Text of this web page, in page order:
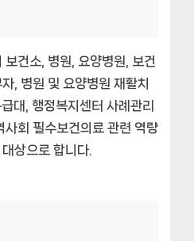
건소, 병원, 요양병원, 보건
, 병원 및 요양병원 재활치
대, 행정복지센터 사례관리
사회 필수보건의료 관련 역량
상으로 합니다.